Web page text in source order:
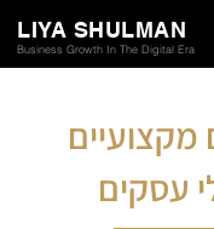
LIYA SHULMAN
Business Growth In The Digital Era